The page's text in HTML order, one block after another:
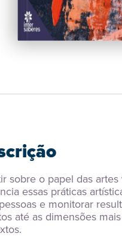
sobre o papel das
essas práticas
e monitorar
até as dimensões